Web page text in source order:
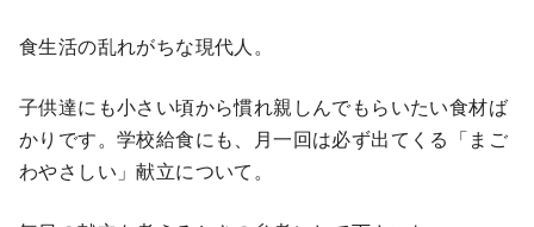
食生活の乱れがちな現代人。
子供達にも小さい頃から慣れ親しんでもらいたい食材ば
かりです。学校給食にも、月一回は必ず出てくる「まご
わやさしい」献立について。